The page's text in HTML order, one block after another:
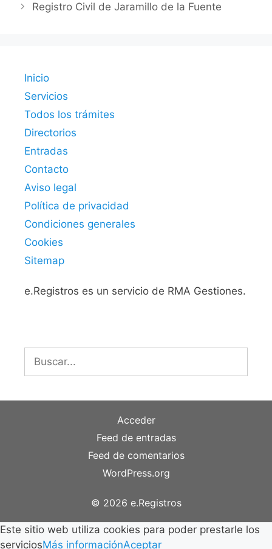
Registro Civil de Jaramillo de la Fuente
Inicio
Servicios
Todos los trámites
Directorios
Entradas
Contacto
Aviso legal
Política de privacidad
Condiciones generales
Cookies
Sitemap
e.Registros es un servicio de RMA Gestiones.
Buscar:
Acceder
Feed de entradas
Feed de comentarios
WordPress.org
© 2026 e.Registros
Este sitio web utiliza cookies para poder prestarle los
serviciosMás informaciónAceptar